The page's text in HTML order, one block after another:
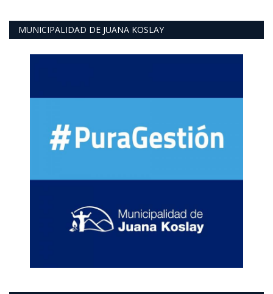
MUNICIPALIDAD DE JUANA KOSLAY